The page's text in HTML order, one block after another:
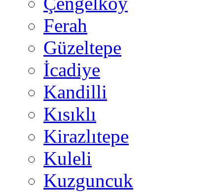
Ferah
Güzeltepe
İcadiye
Kandilli
Kısıklı
Kirazlıtepe
Kuleli
Kuzguncuk